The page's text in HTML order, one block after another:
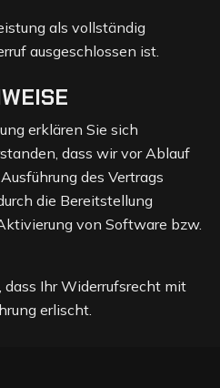
als vollständig
ausgeschlossen ist.
erklären Sie sich
dass wir vor Ablauf
des Vertrags
die Bereitstellung
von Software bzw.
Ihr Widerrufsrecht mit
erlischt.